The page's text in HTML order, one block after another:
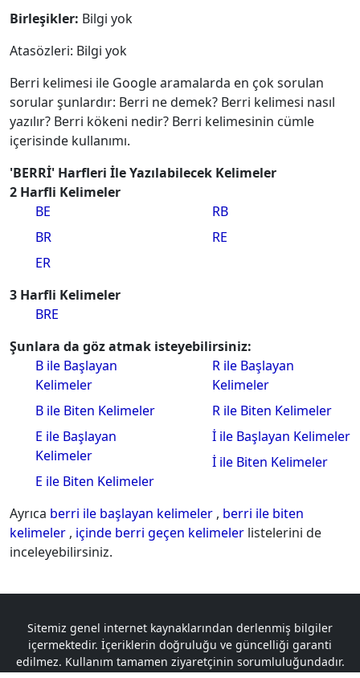
Birleşikler: Bilgi yok
Atasözleri: Bilgi yok
Berri kelimesi ile Google aramalarda en çok sorulan
sorular şunlardır: Berri ne demek? Berri kelimesi nasıl
yazılır? Berri kökeni nedir? Berri kelimesinin cümle
içerisinde kullanımı.
'BERRİ' Harfleri İle Yazılabilecek Kelimeler
2 Harfli Kelimeler
BE
BR
ER
RB
RE
3 Harfli Kelimeler
BRE
Şunlara da göz atmak isteyebilirsiniz:
B ile Başlayan
Kelimeler
B ile Biten Kelimeler
E ile Başlayan
Kelimeler
E ile Biten Kelimeler
R ile Başlayan
Kelimeler
R ile Biten Kelimeler
İ ile Başlayan Kelimeler
İ ile Biten Kelimeler
Ayrıca berri ile başlayan kelimeler , berri ile biten
kelimeler , içinde berri geçen kelimeler listelerini de
inceleyebilirsiniz.
Sitemiz genel internet kaynaklarından derlenmiş bilgiler
içermektedir. İçeriklerin doğruluğu ve güncelliği garanti
edilmez. Kullanım tamamen ziyaretçinin sorumluluğundadır.